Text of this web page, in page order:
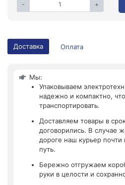
- +
Доставка Оплата
Мы:
Упаковываем
надежно и компактно,
транспортировать.
Доставляем товары в
договорились. В случае
дороге наш курьер почти
путь.
Бережно отгружаем
руки в целости и